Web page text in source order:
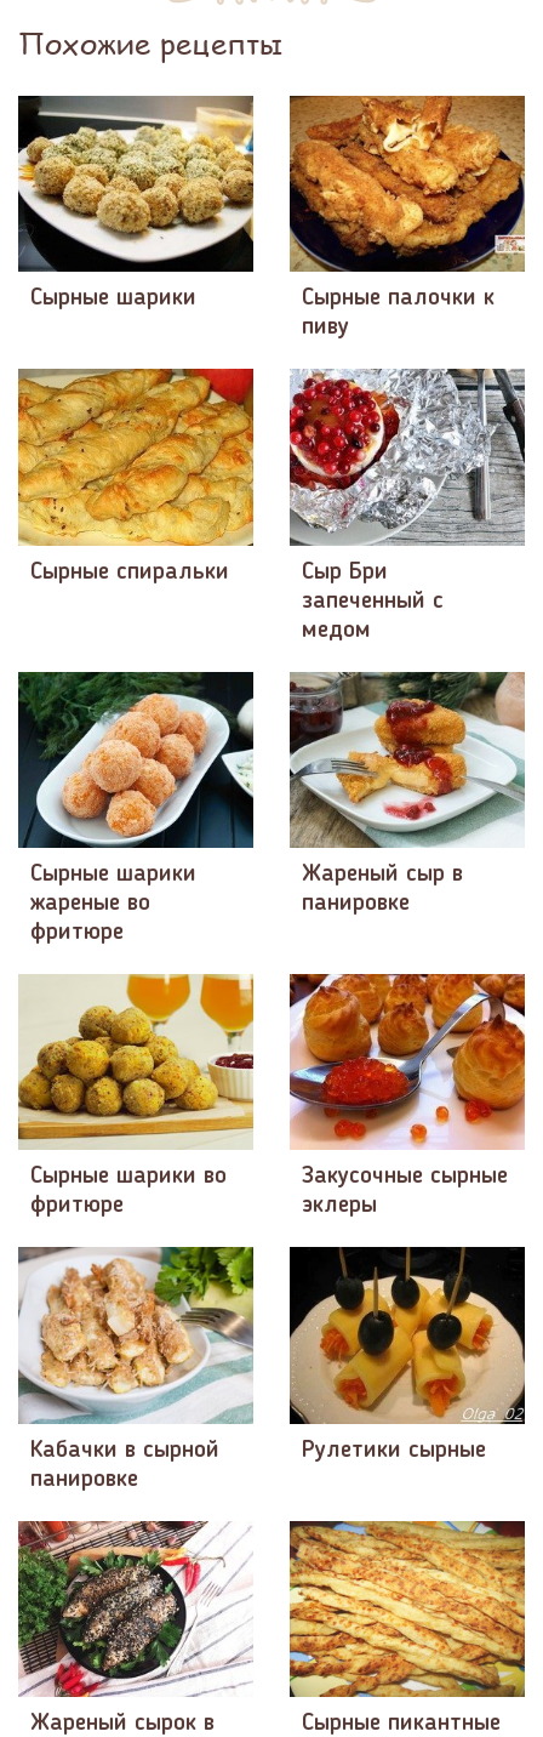
Похожие рецепты
Сырные шарики
Сырные палочки к
пиву
Сырные спиральки
Сыр Бри
запеченный с
медом
Сырные шарики
жареные во
фритюре
Жареный сыр в
панировке
Сырные шарики во
фритюре
Закусочные сырные
эклеры
Кабачки в сырной
панировке
Рулетики сырные
Жареный сырок в Сырные пикантные